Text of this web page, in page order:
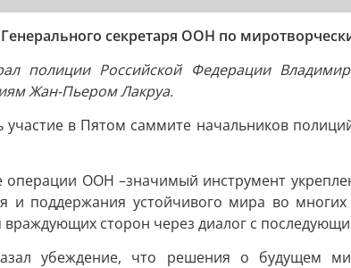
секретаря ООН по
полиции Российской Федерации
Жан-Пьером Лакруа.
в Пятом саммите начальников
ООН –значимый инструмент
и поддержания устойчивого мира во
сторон через диалог с
убеждение, что решения о будущем